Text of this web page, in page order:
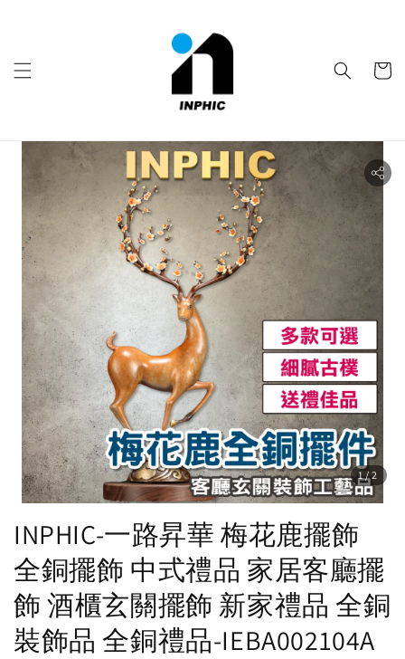
1/2
INPHIC-一路昇華 梅花鹿擺飾
全銅擺飾 中式禮品 家居客廳擺
飾 酒櫃玄關擺飾 新家禮品 全銅
裝飾品 全銅禮品-IEBA002104A